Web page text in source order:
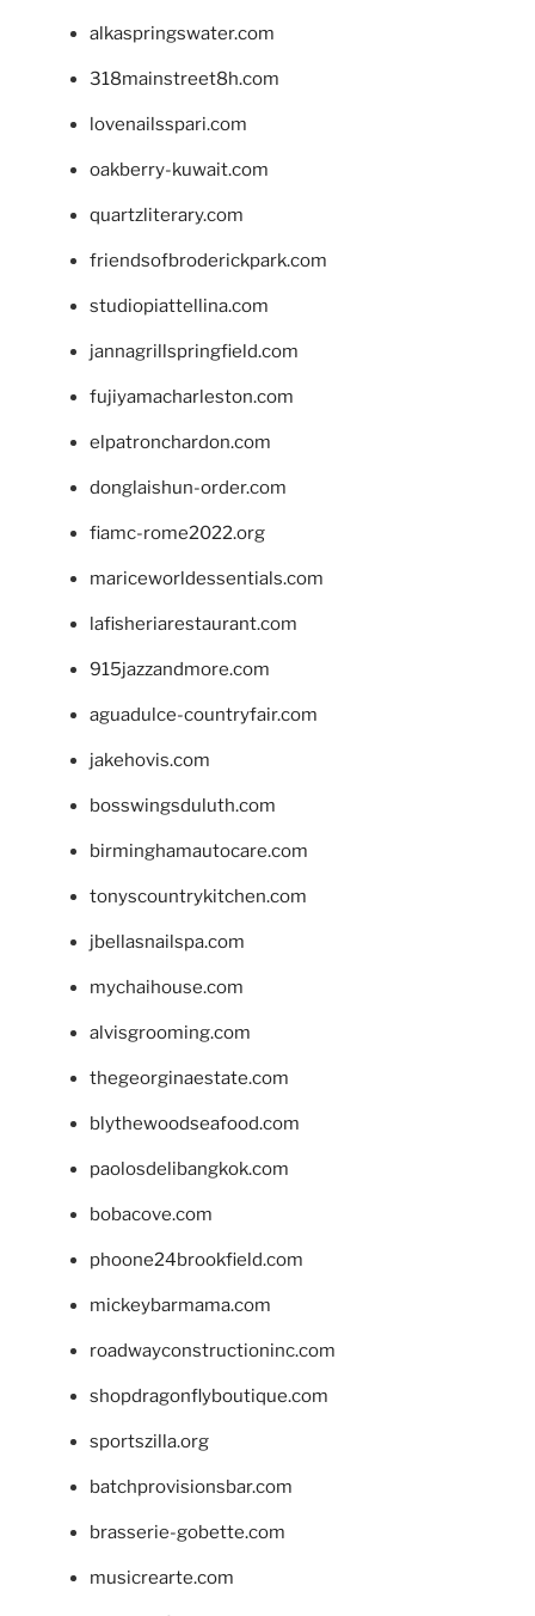
alkaspringswater.com
318mainstreet8h.com
lovenailsspari.com
oakberry-kuwait.com
quartzliterary.com
friendsofbroderickpark.com
studiopiattellina.com
jannagrillspringfield.com
fujiyamacharleston.com
elpatronchardon.com
donglaishun-order.com
fiamc-rome2022.org
mariceworldessentials.com
lafisheriarestaurant.com
915jazzandmore.com
aguadulce-countryfair.com
jakehovis.com
bosswingsduluth.com
birminghamautocare.com
tonyscountrykitchen.com
jbellasnailspa.com
mychaihouse.com
alvisgrooming.com
thegeorginaestate.com
blythewoodseafood.com
paolosdelibangkok.com
bobacove.com
phoone24brookfield.com
mickeybarmama.com
roadwayconstructioninc.com
shopdragonflyboutique.com
sportszilla.org
batchprovisionsbar.com
brasserie-gobette.com
musicrearte.com